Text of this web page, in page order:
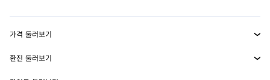
MetaMask Connect
가격 둘러보기
이더리움 가격
환전 둘러보기